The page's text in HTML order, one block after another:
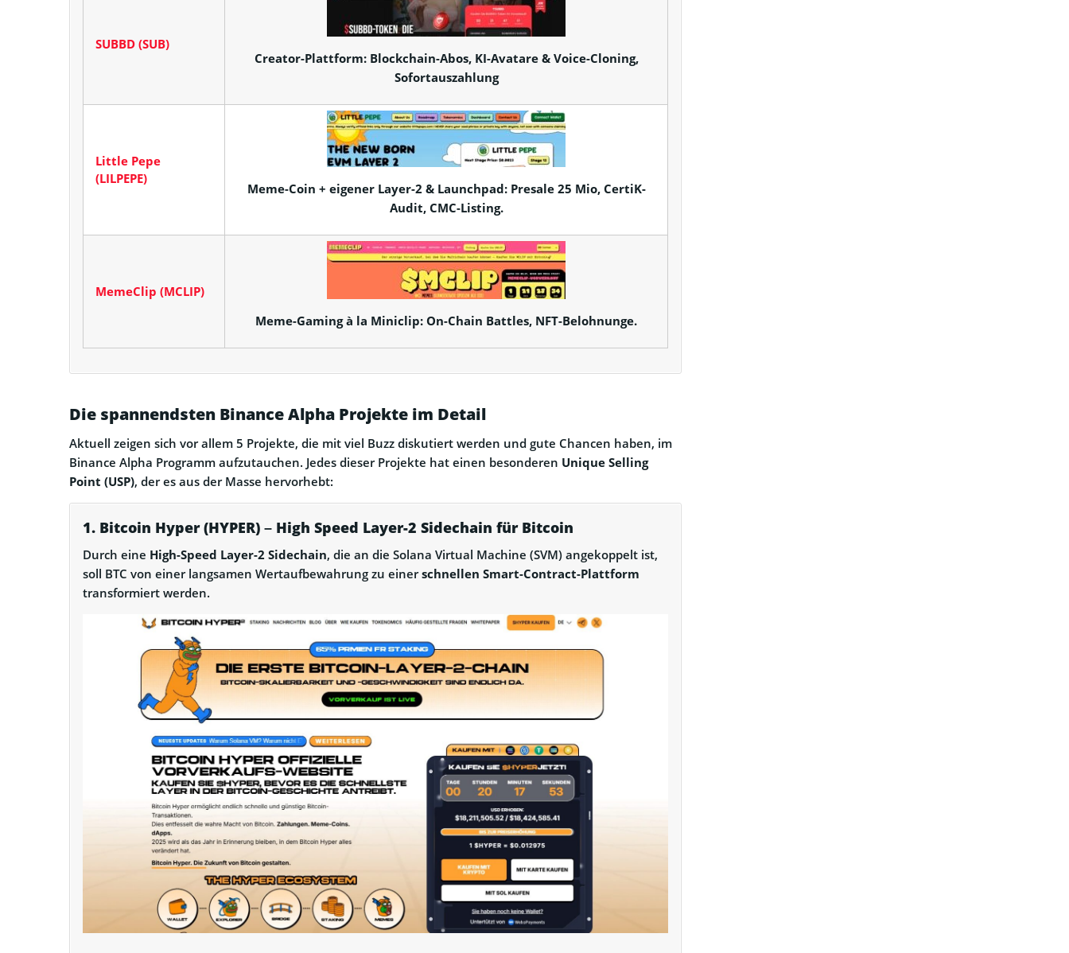
SUBBD (SUB)
Creator-Plattform: Blockchain-Abos, KI-Avatare & Voice-Cloning,
Sofortauszahlung
Little Pepe
(LILPEPE)
Meme-Coin + eigener Layer-2 & Launchpad: Presale 25 Mio, CertiK-
Audit, CMC-Listing.
MemeClip (MCLIP)
Meme-Gaming à la Miniclip: On-Chain Battles, NFT-Belohnunge.
Die spannendsten Binance Alpha Projekte im Detail
Aktuell zeigen sich vor allem 5 Projekte, die mit viel Buzz diskutiert werden und gute Chancen haben, im
Binance Alpha Programm aufzutauchen. Jedes dieser Projekte hat einen besonderen Unique Selling
Point (USP), der es aus der Masse hervorhebt:
1. Bitcoin Hyper (HYPER) – High Speed Layer-2 Sidechain für Bitcoin
Durch eine High-Speed Layer-2 Sidechain, die an die Solana Virtual Machine (SVM) angekoppelt ist,
soll BTC von einer langsamen Wertaufbewahrung zu einerschnellen Smart-Contract-Plattform
transformiert werden.